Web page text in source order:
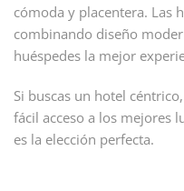
cómoda y placentera. Las
combinando diseño
huéspedes la mejor
Si buscas un hotel
fácil acceso a los mejores
es la elección perfecta.